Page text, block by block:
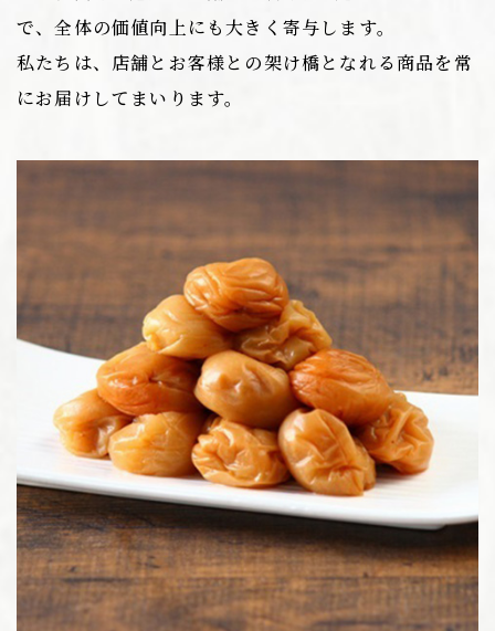
で、全体の価値向上にも大きく寄与します。
私たちは、店舗とお客様との架け橋となれる商品を常
にお届けしてまいります。